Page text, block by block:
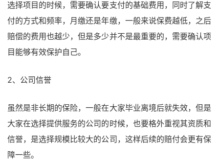
选择项目的时候，需要确认要支付的基础费用，同时了解支
付的方式和频率，月缴还是年缴，一般来说保费越低，之后
赔偿的费用也越少，但是多少并不是最重要的，需要确认项
目能够有效保护自己。
2、公司信誉
虽然是非长期的保险，一般在大家毕业离境后就失效，但是
大家在选择提供服务的公司的时候，也要格外重视其资质和
信誉，是选择规模比较大的公司，这样后续的赔付会更有保
障一些。